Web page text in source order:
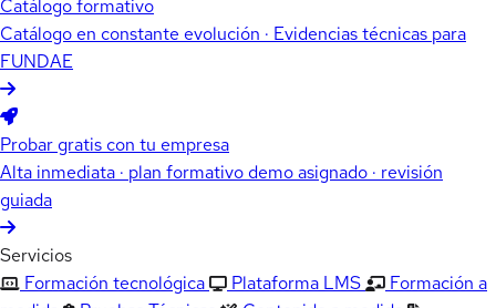
Catálogo formativo
Catálogo en constante evolución · Evidencias técnicas para
FUNDAE
Probar gratis con tu empresa
Alta inmediata · plan formativo demo asignado · revisión
guiada
Servicios
Formación tecnológica
Plataforma LMS
Formación a